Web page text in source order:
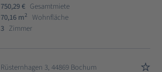
750,29 € Gesamtmiete
70,16 m2
Wohnfläche
3 Zimmer
Rüsternhagen 3, 44869 Bochum